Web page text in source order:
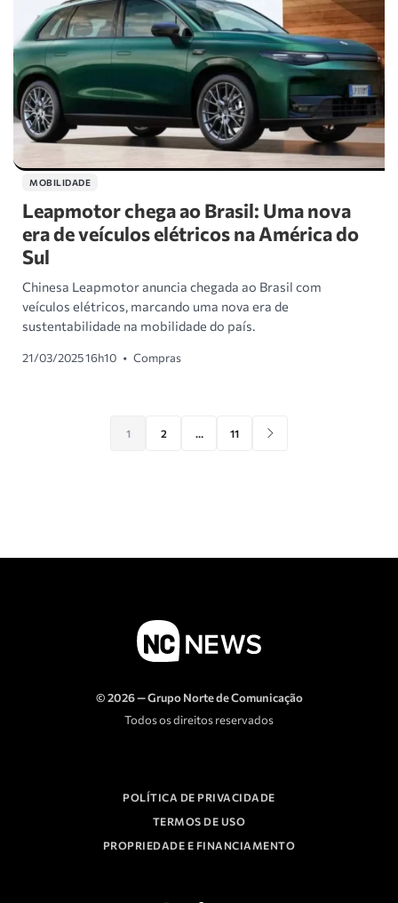
MOBILIDADE
Leapmotor chega ao Brasil: Uma nova
era de veículos elétricos na América do
Sul
Chinesa Leapmotor anuncia chegada ao Brasil com
veículos elétricos, marcando uma nova era de
sustentabilidade na mobilidade do país.
21/03/2025 16h10 • Compras
1 2 … 11
© 2026 — Grupo Norte de Comunicação
Todos os direitos reservados
POLÍTICA DE PRIVACIDADE
TERMOS DE USO
PROPRIEDADE E FINANCIAMENTO